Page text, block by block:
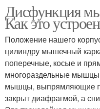
Дисфункция
Как это
Положение нашего
цилиндру мышечный
поперечные, косые и
многораздельные
мышцы, выпрямляющие
закрыт диафрагмой, а